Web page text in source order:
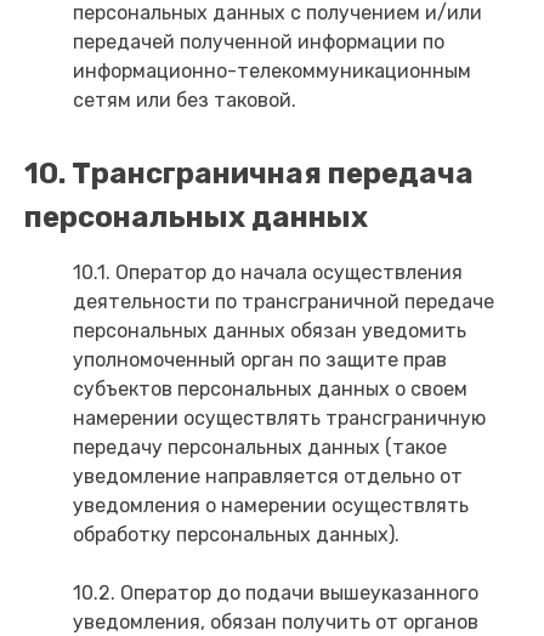
персональных данных с получением и/или
передачей полученной информации по
информационно-телекоммуникационным
сетям или без таковой.
10. Трансграничная передача
персональных данных
10.1. Оператор до начала осуществления
деятельности по трансграничной передаче
персональных данных обязан уведомить
уполномоченный орган по защите прав
субъектов персональных данных о своем
намерении осуществлять трансграничную
передачу персональных данных (такое
уведомление направляется отдельно от
уведомления о намерении осуществлять
обработку персональных данных).
10.2. Оператор до подачи вышеуказанного
уведомления, обязан получить от органов